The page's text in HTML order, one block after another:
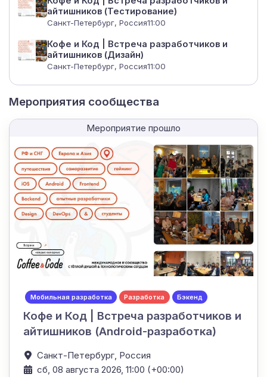
айтишников (Тестирование)
Санкт-Петербург, Россия11:00
Кофе и Код | Встреча разработчиков и
айтишников (Дизайн)
Санкт-Петербург, Россия11:00
Мероприятия сообщества
Мероприятие прошло
Мобильная разработка Разработка Бэкенд
Кофе и Код | Встреча разработчиков и
айтишников (Android-разработка)
Санкт-Петербург, Россия
сб, 08 августа 2026, 11:00 (+00:00)